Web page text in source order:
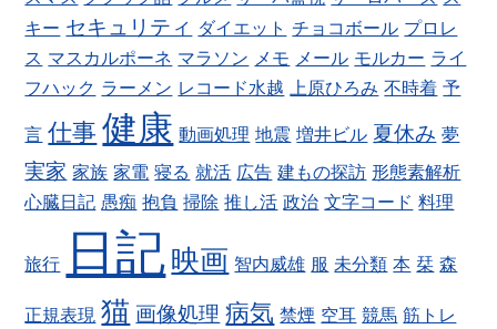
キー セキュリティ ダイエット チョコボール プロレ
ス マスカルポーネ マラソン メモ メール モルカー ライ
フハック ラーメン レコード水越 上原ひろみ 不時着 予
言 仕事 健康 動画処理 地震 増井ビル 夏休み 夢
実家 家族 家電 寝る 就活 広告 建もの探訪 形態素解析
心臓日記 愚痴 抱負 掃除 推し活 政治 文字コード 料理
旅行 日記映画 智内威雄 服 未分類 本 栞 森
正規表現 猫 画像処理 病気 禁煙 空耳 競馬 筋トレ